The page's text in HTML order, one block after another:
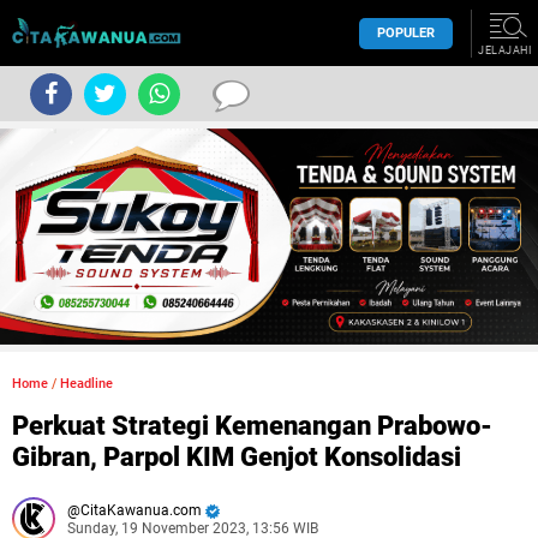
POPULER
JELAJAHI
Home / Headline
Perkuat Strategi Kemenangan Prabowo-
Gibran, Parpol KIM Genjot Konsolidasi
CitaKawanua.com
Sunday, 19 November 2023, 13:56 WIB